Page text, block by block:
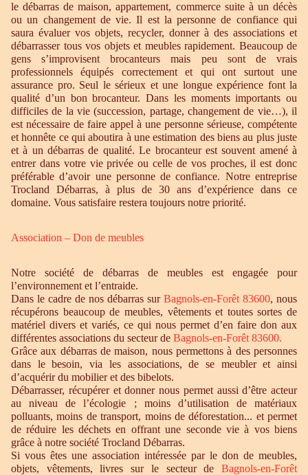
le débarras de maison, appartement, commerce suite à un décès
ou un changement de vie. Il est la personne de confiance qui
saura évaluer vos objets, recycler, donner à des associations et
débarrasser tous vos objets et meubles rapidement. Beaucoup de
gens s’improvisent brocanteurs mais peu sont de vrais
professionnels équipés correctement et qui ont surtout une
assurance pro. Seul le sérieux et une longue expérience font la
qualité d’un bon brocanteur. Dans les moments importants ou
difficiles de la vie (succession, partage, changement de vie…), il
est nécessaire de faire appel à une personne sérieuse, compétente
et honnête ce qui aboutira à une estimation des biens au plus juste
et à un débarras de qualité. Le brocanteur est souvent amené à
entrer dans votre vie privée ou celle de vos proches, il est donc
préférable d’avoir une personne de confiance. Notre entreprise
Trocland Débarras, à plus de 30 ans d’expérience dans ce
domaine. Vous satisfaire restera toujours notre priorité.
Association – Don de meubles
Notre société de débarras de meubles est engagée pour
l’environnement et l’entraide.
Dans le cadre de nos débarras sur Bagnols-en-Forêt 83600, nous
récupérons beaucoup de meubles, vêtements et toutes sortes de
matériel divers et variés, ce qui nous permet d’en faire don aux
différentes associations du secteur de Bagnols-en-Forêt 83600.
Grâce aux débarras de maison, nous permettons à des personnes
dans le besoin, via les associations, de se meubler et ainsi
d’acquérir du mobilier et des bibelots.
Débarrasser, récupérer et donner nous permet aussi d’être acteur
au niveau de l’écologie ; moins d’utilisation de matériaux
polluants, moins de transport, moins de déforestation... et permet
de réduire les déchets en offrant une seconde vie à vos biens
grâce à notre société Trocland Débarras.
Si vous êtes une association intéressée par le don de meubles,
objets, vêtements, livres sur le secteur de Bagnols-en-Forêt